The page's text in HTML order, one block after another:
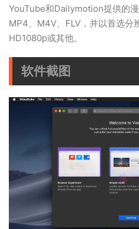
YouTube和Dailymotion提供的漫
MP4、M4V、FLV，并以首选分
HD1080p或其他。
软件截图